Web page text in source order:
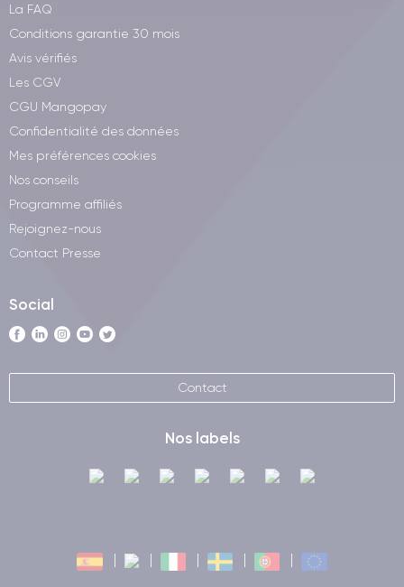
La FAQ
Conditions garantie 30 mois
Avis vérifiés
Les CGV
CGU Mangopay
Confidentialité des données
Mes préférences cookies
Nos conseils
Programme affiliés
Rejoignez-nous
Contact Presse
Social
Contact
Nos labels